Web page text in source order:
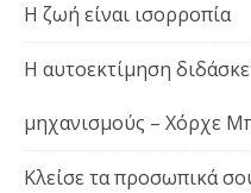
Η ζωή είναι ισορροπία
Η αυτοεκτίμηση
μηχανισμούς – Χόρχε
Κλείσε τα προσωπικά